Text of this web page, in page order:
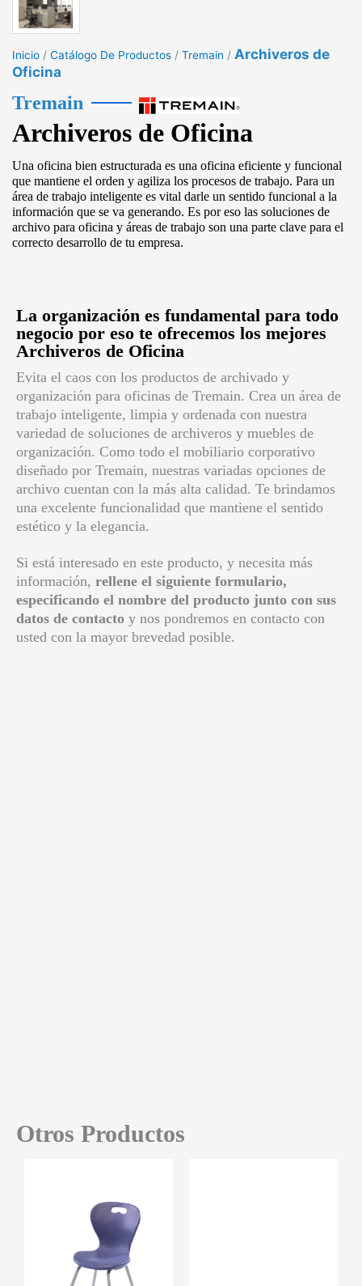
Inicio / Catálogo De Productos / Tremain / Archiveros de
Oficina
Tremain
Archiveros de Oficina
Una oficina bien estructurada es una oficina eficiente y funcional
que mantiene el orden y agiliza los procesos de trabajo. Para un
área de trabajo inteligente es vital darle un sentido funcional a la
información que se va generando. Es por eso las soluciones de
archivo para oficina y áreas de trabajo son una parte clave para el
correcto desarrollo de tu empresa.
La organización es fundamental para todo
negocio por eso te ofrecemos los mejores
Archiveros de Oficina
Evita el caos con los productos de archivado y
organización para oficinas de Tremain. Crea un área de
trabajo inteligente, limpia y ordenada con nuestra
variedad de soluciones de archiveros y muebles de
organización. Como todo el mobiliario corporativo
diseñado por Tremain, nuestras variadas opciones de
archivo cuentan con la más alta calidad. Te brindamos
una excelente funcionalidad que mantiene el sentido
estético y la elegancia.
Si está interesado en este producto, y necesita más
información, rellene el siguiente formulario,
especificando el nombre del producto junto con sus
datos de contacto y nos pondremos en contacto con
usted con la mayor brevedad posible.
Otros Productos